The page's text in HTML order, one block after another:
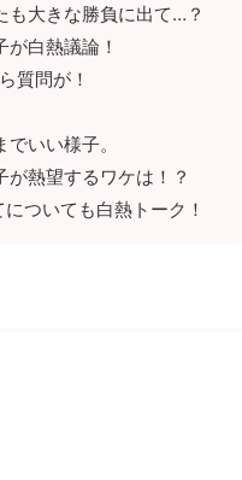
も大きな勝負に出て…？
白熱議論！
質問が！
いい様子。
熱望するワケは！？
ついても白熱トーク！